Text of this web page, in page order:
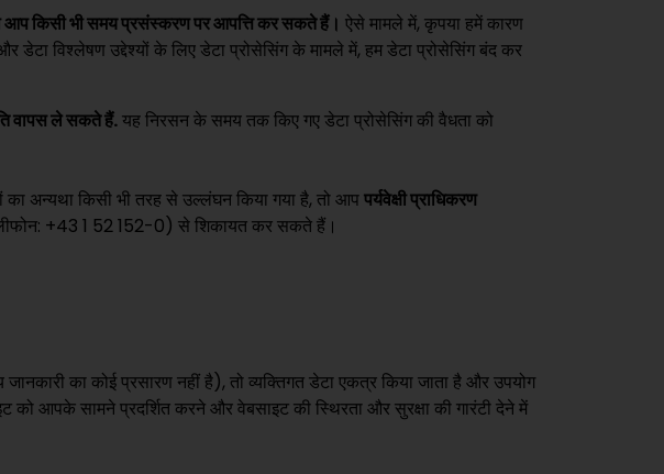
आप किसी भी समय प्रसंस्करण पर आपत्ति कर सकते हैं। ऐसे मामले में, कृपया हमें कारण
डेटा विश्लेषण उद्देश्यों के लिए डेटा प्रोसेसिंग के मामले में, हम डेटा प्रोसेसिंग बंद कर
वापस ले सकते हैं.यह निरसन के समय तक किए गए डेटा प्रोसेसिंग की वैधता को
अन्यथा किसी भी तरह से उल्लंघन किया गया है, तो आपपर्यवेक्षी प्राधिकरण
+43 1 52 152-0) से शिकायत कर सकते हैं।
का कोई प्रसारण नहीं है), तो व्यक्तिगत डेटा एकत्र किया जाता है और उपयोग
को आपके सामने प्रदर्शित करने और वेबसाइट की स्थिरता और सुरक्षा की गारंटी देने में